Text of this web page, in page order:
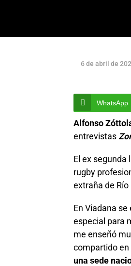
6 de abril de
WhatsApp
Alfonso
entrevistas
El ex segunda
rugby
extraña de
En Viadana
especial para
me enseñó
compartido
una sede